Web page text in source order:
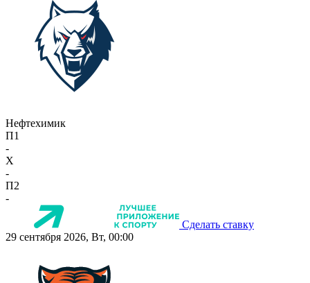
Нефтехимик
П1
-
X
-
П2
-
Сделать ставку
29 сентября 2026, Вт, 00:00